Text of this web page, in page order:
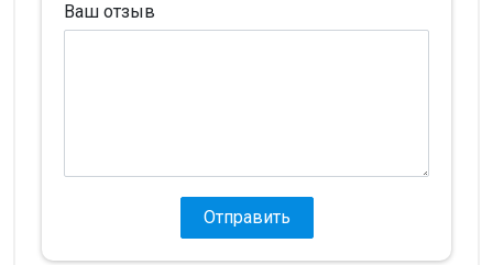
Ваш отзыв
Отправить